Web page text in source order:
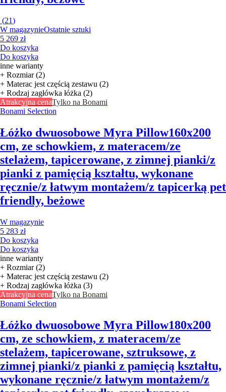
(21)
W magazynieOstatnie sztuki
5 269 zł
Do koszyka
Do koszyka
inne warianty
+ Rozmiar (2)
+ Materac jest częścią zestawu (2)
+ Rodzaj zagłówka łóżka (2)
Atrakcyjna cenaTylko na Bonami
Bonami Selection
Łóżko dwuosobowe Myra Pillow160x200
cm, ze schowkiem, z materacem/ze
stelażem, tapicerowane, z zimnej pianki/z
pianki z pamięcią kształtu, wykonane
ręcznie/z łatwym montażem/z tapicerką pet
friendly, beżowe
W magazynie
5 283 zł
Do koszyka
Do koszyka
inne warianty
+ Rozmiar (2)
+ Materac jest częścią zestawu (2)
+ Rodzaj zagłówka łóżka (3)
Atrakcyjna cenaTylko na Bonami
Bonami Selection
Łóżko dwuosobowe Myra Pillow180x200
cm, ze schowkiem, z materacem/ze
stelażem, tapicerowane, sztruksowe, z
zimnej pianki/z pianki z pamięcią kształtu,
wykonane ręcznie/z łatwym montażem/z